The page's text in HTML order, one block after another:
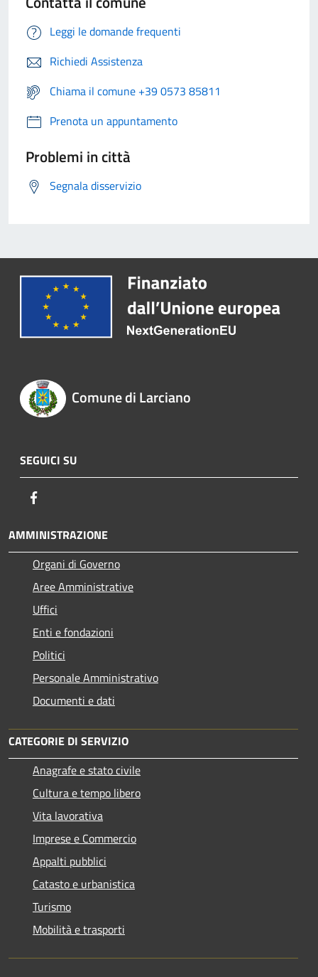
Leggi le domande frequenti
Richiedi Assistenza
Chiama il comune +39 0573 85811
Prenota un appuntamento
Problemi in città
Segnala disservizio
Comune di Larciano
SEGUICI SU
AMMINISTRAZIONE
Organi di Governo
Aree Amministrative
Uffici
Enti e fondazioni
Politici
Personale Amministrativo
Documenti e dati
CATEGORIE DI SERVIZIO
Anagrafe e stato civile
Cultura e tempo libero
Vita lavorativa
Imprese e Commercio
Appalti pubblici
Catasto e urbanistica
Turismo
Mobilità e trasporti